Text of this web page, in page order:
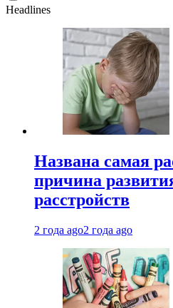
Headlines
Названа самая
причина
расстройств
2 года ago2 года ago